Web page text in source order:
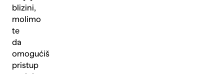
blizini,
molimo
te
da
omogućiš
pristup